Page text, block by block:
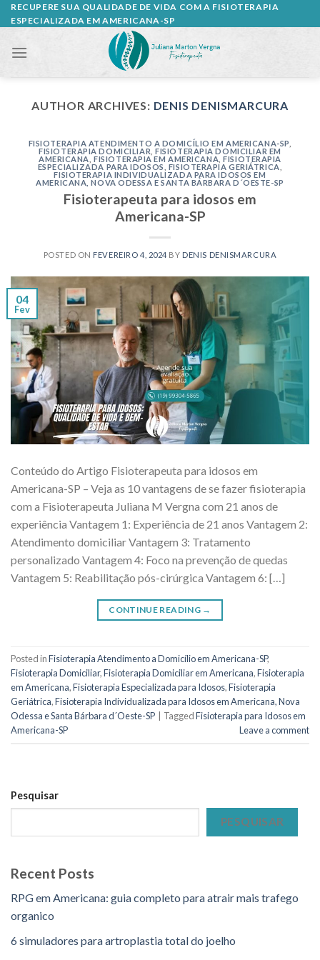
Skip
to
RECUPERE SUA QUALIDADE DE VIDA COM A FISIOTERAPIA
ESPECIALIZADA EM AMERICANA-SP
AUTHOR ARCHIVES: DENIS DENISMARCURA
FISIOTERAPIA ATENDIMENTO A DOMICÍLIO EM AMERICANA-SP
FISIOTERAPIA DOMICILIAR ,FISIOTERAPIA DOMICILIAR EM
AMERICANA ,FISIOTERAPIA EM AMERICANA ,FISIOTERAPIA
ESPECIALIZADA PARA IDOSOS
FISIOTERAPIA GERIÁTRICA
FISIOTERAPIA INDIVIDUALIZADA PARA IDOSOS EM
AMERICANA, NOVA ODESSA E SANTA BÁRBARA D´OESTE-SP
Fisioterapeuta para idosos em
Americana-SP
POSTED ON FEVEREIRO 4, 2024 BY DENIS DENISMARCURA
04
Fev
Conteúdo do Artigo Fisioterapeuta para idosos em
Americana-SP – Veja as 10 vantagens de se fazer fisioterapia
com a Fisioterapeuta Juliana M Vergna com 21 anos de
experiência Vantagem 1: Experiência de 21 anos Vantagem 2:
Atendimento domiciliar Vantagem 3: Tratamento
personalizado Vantagem 4: Foco na prevenção de quedas
Vantagem 5: Reabilitação pós-cirúrgica Vantagem 6: […]
CONTINUE READING →
Posted inFisioterapia Atendimento a Domicílio em Americana-SP,
Fisioterapia Domiciliar,Fisioterapia Domiciliar em Americana,Fisioterapia
em Americana,Fisioterapia Especializada para Idosos,Fisioterapia
Geriátrica,Fisioterapia Individualizada para Idosos em Americana, Nova
Odessa e Santa Bárbara d´Oeste-SP
TaggedFisioterapia para Idosos em
Americana-SP
Leave a comment
Pesquisar
PESQUISAR
Recent Posts
RPG em Americana: guia completo para atrair mais trafego
organico
6 simuladores para artroplastia total do joelho